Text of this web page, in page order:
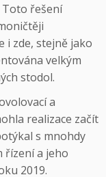
Toto řešení
i zde, stejně jako
velkým
stodol.
a
realizace začít
s mnohdy
řízení a jeho
2019.